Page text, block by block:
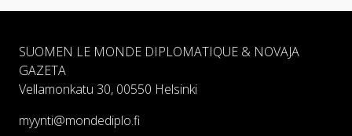
SUOMEN LE MONDE DIPLOMATIQUE & NOVAJA
GAZETA
Vellamonkatu 30, 00550 Helsinki
myynti@mondediplo.fi